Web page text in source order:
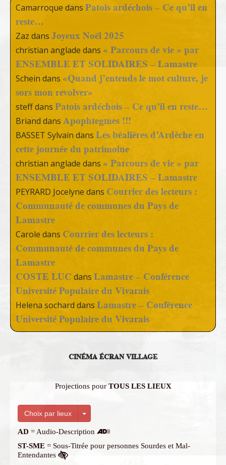
Camarroque dans Patois ardéchois – Ce qu’il en
reste…
Zaz dans Joyeux Noël 2025
christian anglade dans « Parcours de vie » par
ENSEMBLE ET SOLIDAIRES – Lamastre
Schein dans «Quand j’entends le mot culture, je
sors mon revolver»
steffdans Patois ardéchois – Ce qu’il en reste…
Briand dans Apophtegmes !!!
BASSET Sylvain dans Les béalières d’Ardèche en
cette journée du patrimoine
christian anglade dans « Parcours de vie » par
ENSEMBLE ET SOLIDAIRES – Lamastre
PEYRARD Jocelyne dans Courrier des lecteurs :
Communauté de communes du Pays de
Lamastre
Carole dans Courrier des lecteurs :
Communauté de communes du Pays de
Lamastre
COSTE LUC dans Lamastre – Conférence
Université Populaire du Vivarais
Helena sochard dans Lamastre – Conférence
Université Populaire du Vivarais
CINÉMA ÉCRAN VILLAGE